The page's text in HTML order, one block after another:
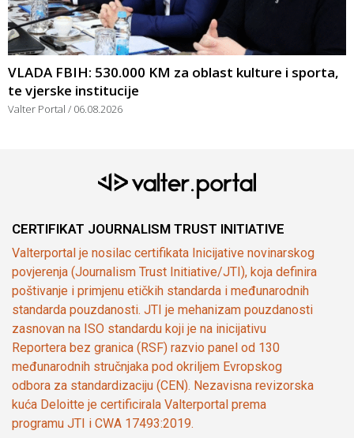
VLADA FBIH: 530.000 KM za oblast kulture i sporta,
te vjerske institucije
Valter Portal 06.08.2026
CERTIFIKAT JOURNALISM TRUST INITIATIVE
Valterportal je nosilac certifikata Inicijative novinarskog
povjerenja (Journalism Trust Initiative/JTI), koja definira
poštivanje i primjenu etičkih standarda i međunarodnih
standarda pouzdanosti. JTI je mehanizam pouzdanosti
zasnovan na ISO standardu koji je na inicijativu
Reportera bez granica (RSF) razvio panel od 130
međunarodnih stručnjaka pod okriljem Evropskog
odbora za standardizaciju (CEN). Nezavisna revizorska
kuća Deloitte je certificirala Valterportal prema
programu JTI i CWA 17493:2019.